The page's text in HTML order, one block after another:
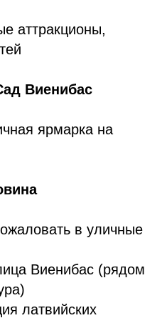
аттракционы,
Виенибас
ярмарка на
в уличные
Виенибас (рядом
латвийских